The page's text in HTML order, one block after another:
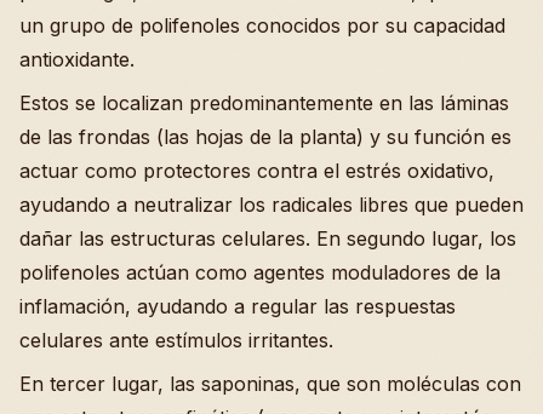
un grupo de polifenoles conocidos por su capacidad
antioxidante.
Estos se localizan predominantemente en las láminas
de las frondas (las hojas de la planta) y su función es
actuar como protectores contra el estrés oxidativo,
ayudando a neutralizar los radicales libres que pueden
dañar las estructuras celulares. En segundo lugar, los
polifenoles actúan como agentes moduladores de la
inflamación, ayudando a regular las respuestas
celulares ante estímulos irritantes.
En tercer lugar, las saponinas, que son moléculas con